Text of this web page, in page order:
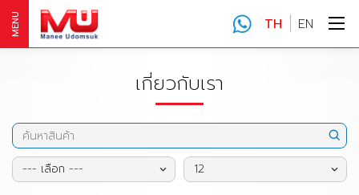
MENU TH EN
เกี่ยวกับเรา
--- เลือก --- 12